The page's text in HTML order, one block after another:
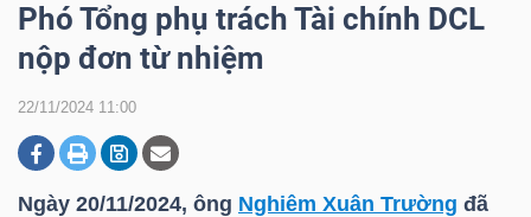
Phó Tổng phụ trách Tài chính DCL
nộp đơn từ nhiệm
22/11/2024 11:00
Ngày 20/11/2024, ông Nghiêm Xuân Trường đã
CHỨNG
DOANH